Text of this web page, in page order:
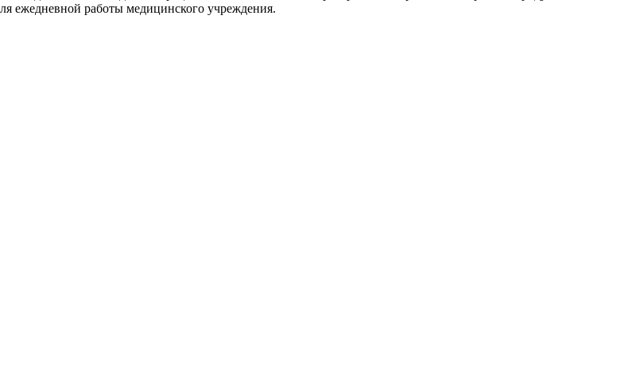
ежедневной работы медицинского учреждения.